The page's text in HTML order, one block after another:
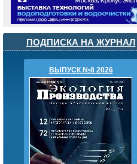
ПОДПИСКА НА ЖУРНАЛ
ВЫПУСК №8 2026